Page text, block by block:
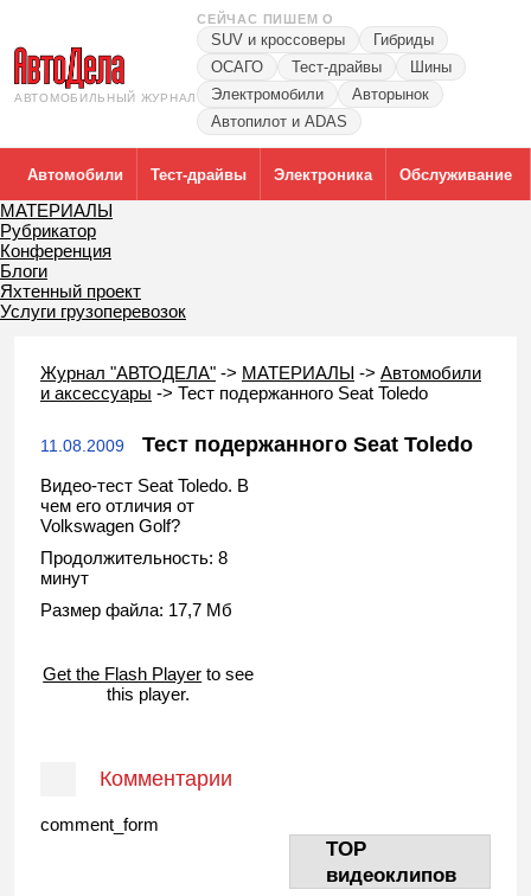
АВТОМОБИЛЬНЫЙ ЖУРНАЛ
СЕЙЧАС ПИШЕМ О
SUV и кроссоверы
Гибриды
ОСАГО
Тест-драйвы
Шины
Электромобили
Авторынок
Автопилот и ADAS
Автомобили Тест-драйвы Электроника Обслуживание
МАТЕРИАЛЫ
Рубрикатор
Конференция
Блоги
Яхтенный проект
Услуги грузоперевозок
Журнал "АВТОДЕЛА" -> МАТЕРИАЛЫ -> Автомобили
и аксессуары -> Тест подержанного Seat Toledo
11.08.2009 Тест подержанного Seat Toledo
Видео-тест Seat Toledo. В
чем его отличия от
Volkswagen Golf?
Продолжительность: 8
минут
Размер файла: 17,7 Мб
Get the Flash Player to see
this player.
Комментарии
comment_form
TOP
видеоклипов